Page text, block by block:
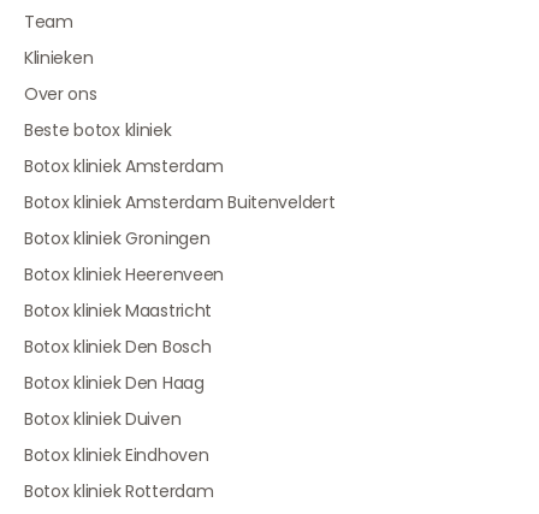
Team
Klinieken
Over ons
Beste botox kliniek
Botox kliniek Amsterdam
Botox kliniek Amsterdam Buitenveldert
Botox kliniek Groningen
Botox kliniek Heerenveen
Botox kliniek Maastricht
Botox kliniek Den Bosch
Botox kliniek Den Haag
Botox kliniek Duiven
Botox kliniek Eindhoven
Botox kliniek Rotterdam